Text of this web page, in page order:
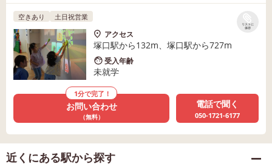
リストに
保存
空きあり 土日祝営業
アクセス
塚口駅から132m、塚口駅から727m
受入年齢
未就学
1分で完了！
お問い合わせ
（無料）
電話で聞く
050-1721-6177
近くにある駅から探す